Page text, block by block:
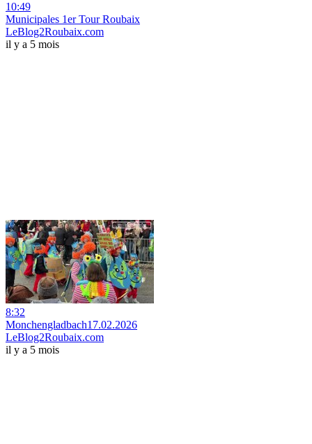
10:49
Municipales 1er Tour Roubaix
LeBlog2Roubaix.com
il y a 5 mois
8:32
Monchengladbach17.02.2026
LeBlog2Roubaix.com
il y a 5 mois